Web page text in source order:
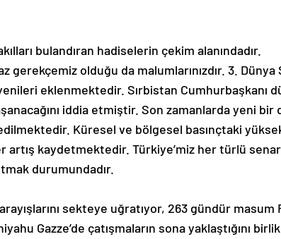
bulandıran hadiselerin çekim alanındadır.
olduğu da malumlarınızdır. 3. Dünya
eklenmektedir. Sırbistan Cumhurbaşkanı
iddia etmiştir. Son zamanlarda yeni bir
Küresel ve bölgesel basınçtaki
kaydetmektedir. Türkiye’miz her türlü
durumundadır.
arayışlarını sekteye uğratıyor, 263 gündür
Gazze’de çatışmaların sona yaklaştığını